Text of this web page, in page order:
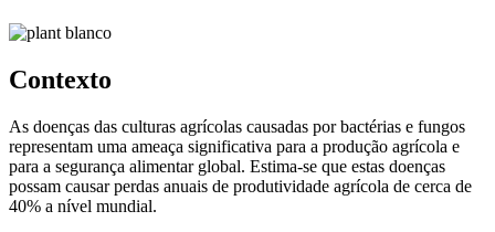
Contexto
As doenças das culturas agrícolas causadas por bactérias e fungos
representam uma ameaça significativa para a produção agrícola e
para a segurança alimentar global. Estima-se que estas doenças
possam causar perdas anuais de produtividade agrícola de cerca de
40% a nível mundial.